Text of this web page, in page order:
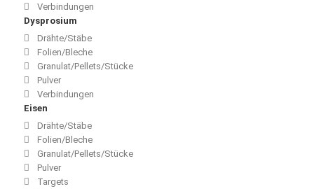
Verbindungen
Dysprosium
Drähte/Stäbe
Folien/Bleche
Granulat/Pellets/Stücke
Pulver
Verbindungen
Eisen
Drähte/Stäbe
Folien/Bleche
Granulat/Pellets/Stücke
Pulver
Targets